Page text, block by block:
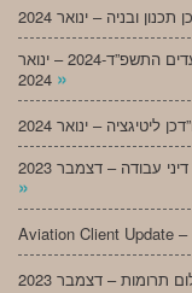
מעו”דכן רגולציה – צו הארכת תקופות ודחיית מועדים התשפ”ד-2024 – ינואר
»
עבודה – דצמבר 2023
»
Aviation Client Update